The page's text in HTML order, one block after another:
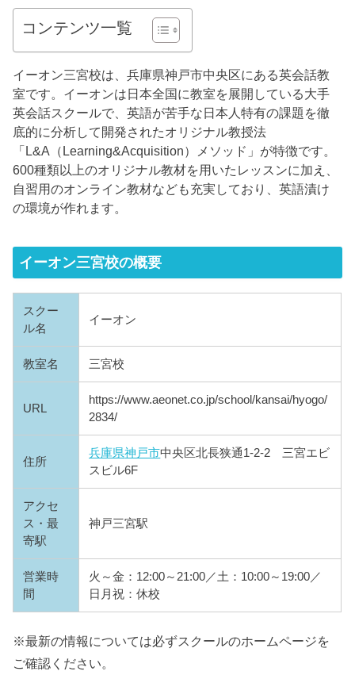
コンテンツ一覧
イーオン三宮校は、兵庫県神戸市中央区にある英会話教
室です。イーオンは日本全国に教室を展開している大手
英会話スクールで、英語が苦手な日本人特有の課題を徹
底的に分析して開発されたオリジナル教授法
「L&A（Learning&Acquisition）メソッド」が特徴です。
600種類以上のオリジナル教材を用いたレッスンに加え、
自習用のオンライン教材なども充実しており、英語漬け
の環境が作れます。
イーオン三宮校の概要
スクー
ル名
イーオン
教室名 三宮校
URL
https://www.aeonet.co.jp/school/kansai/hyogo/
2834/
住所
兵庫県神戸市中央区北長狭通1-2-2 三宮エビ
スビル6F
アクセ
ス・最
寄駅
神戸三宮駅
営業時
間
火～金：12:00～21:00／土：10:00～19:00／
日月祝：休校
※最新の情報については必ずスクールのホームページを
ご確認ください。